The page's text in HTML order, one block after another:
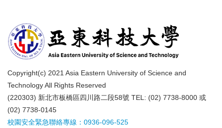
Copyright(c) 2021 Asia Eastern University of Science and
Technology All Rights Reserved
(220303) 新北市板橋區四川路二段58號 TEL: (02) 7738-8000 或
(02) 7738-0145
校園安全緊急聯絡專線：0936-096-525